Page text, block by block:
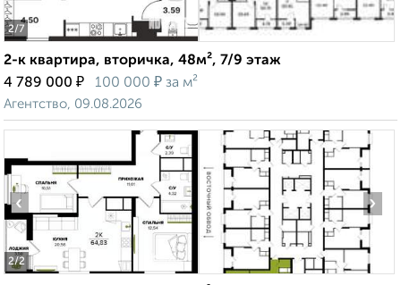
2/7
2-к квартира, вторичка, 48м², 7/9 этаж
4 789 000 ₽ 100 000 ₽ за м²
Агентство, 09.08.2026
2/2
‹ ›